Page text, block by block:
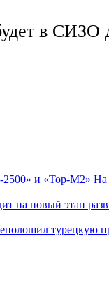
в СИЗО
На